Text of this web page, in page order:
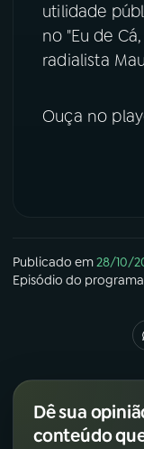
06
Instagram
utilidade
no "Eu de
radialista
Ouça no
Publicado em28/10/
Episódio do programa
Dê sua
conteúdo